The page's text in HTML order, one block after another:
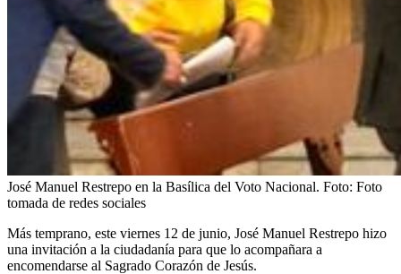
José Manuel Restrepo en la Basílica del Voto Nacional. Foto: Foto
tomada de redes sociales
Más temprano, este viernes 12 de junio, José Manuel Restrepo hizo
una invitación a la ciudadanía para que lo acompañara a
encomendarse al Sagrado Corazón de Jesús.